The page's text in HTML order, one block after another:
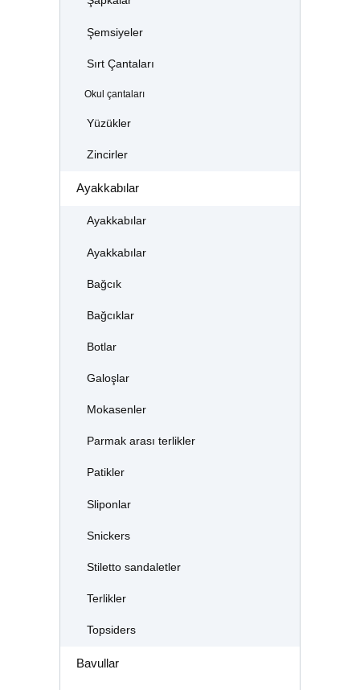
Şemsiyeler
Sırt Çantaları
Okul çantaları
Yüzükler
Zincirler
Ayakkabılar
Ayakkabılar
Ayakkabılar
Bağcık
Bağcıklar
Botlar
Galoşlar
Mokasenler
Parmak arası terlikler
Patikler
Sliponlar
Snickers
Stiletto sandaletler
Terlikler
Topsiders
Bavullar